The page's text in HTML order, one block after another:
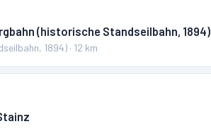
(historische Standseilbahn, 1894)
1894) · 12 km